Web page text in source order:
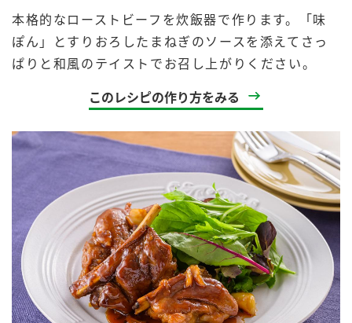
本格的なローストビーフを炊飯器で作ります。「味
ぽん」とすりおろしたまねぎのソースを添えてさっ
ぱりと和風のテイストでお召し上がりください。
このレシピの作り方をみる